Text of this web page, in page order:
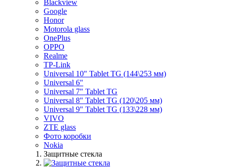
Blackview
Google
Honor
Motorola glass
OnePlus
OPPO
Realme
TP-Link
Universal 10" Tablet TG (144\253 мм)
Universal 6"
Universal 7" Tablet TG
Universal 8" Tablet TG (120\205 мм)
Universal 9" Tablet TG (133\228 мм)
VIVO
ZTE glass
Фото коробки
Nokia
Защитные стекла